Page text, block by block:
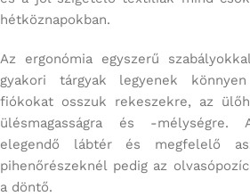
hétköznapokban.
Az ergonómia egyszerű
gyakori tárgyak legyenek
fiókokat osszuk rekeszekre, az
ülésmagasságra és -mélységre.
elegendő lábtér és megfelelő
pihenőrészeknél pedig az
a döntő.